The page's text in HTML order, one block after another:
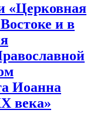
«Церковная
и в
Иоанна
века»